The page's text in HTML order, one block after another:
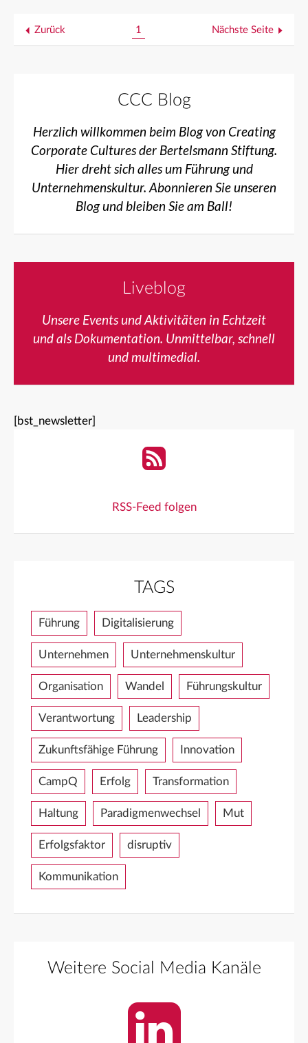
Zurück 1 Nächste Seite
CCC Blog
Herzlich willkommen beim Blog von Creating
Corporate Cultures der Bertelsmann Stiftung.
Hier dreht sich alles um Führung und
Unternehmenskultur. Abonnieren Sie unseren
Blog und bleiben Sie am Ball!
Liveblog
Unsere Events und Aktivitäten in Echtzeit
und als Dokumentation. Unmittelbar, schnell
und multimedial.
[bst_newsletter]
RSS-Feed folgen
TAGS
Führung Digitalisierung
Unternehmen Unternehmenskultur
Organisation Wandel Führungskultur
Verantwortung Leadership
Zukunftsfähige Führung Innovation
CampQ Erfolg Transformation
Haltung Paradigmenwechsel Mut
Erfolgsfaktor disruptiv
Kommunikation
Weitere Social Media Kanäle